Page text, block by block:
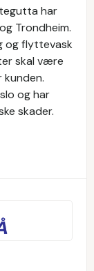
har
Trondheim.
og flyttevask
skal være
kunden.
og har
skader.